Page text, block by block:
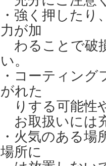
・強く押した
力が加
わることで破
い。
・コーティン
がれた
りする可能性
お取扱いには
・火気のある場
場所に